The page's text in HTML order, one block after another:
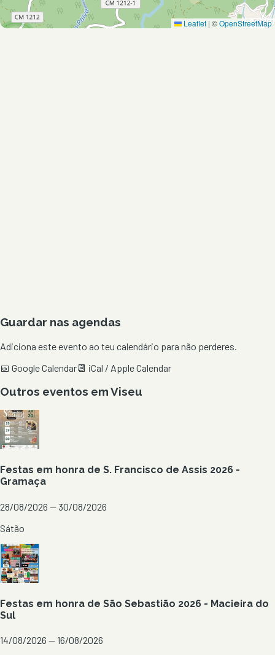
Leaflet | ©OpenStreetMap
Guardar nas agendas
Adiciona este evento ao teu calendário para não perderes.
📅 Google Calendar📆 iCal / Apple Calendar
Outros eventos emViseu
Festas em honra de S. Francisco de Assis 2026 -
Gramaça
28/08/2026 — 30/08/2026
Sátão
Festas em honra de São Sebastião 2026 - Macieira do
Sul
14/08/2026 — 16/08/2026